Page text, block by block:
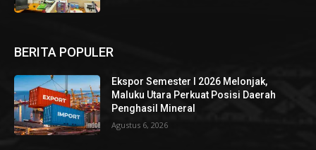
BERITA POPULER
Ekspor Semester I 2026 Melonjak,
Maluku Utara Perkuat Posisi Daerah
Penghasil Mineral
Agustus 6, 2026